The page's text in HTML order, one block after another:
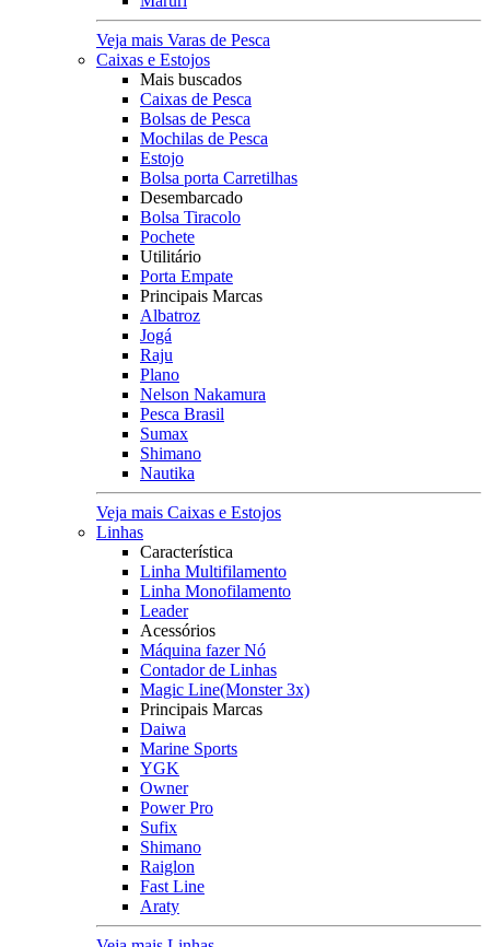
Veja mais Varas de Pesca
Caixas e Estojos
Mais buscados
Caixas de Pesca
Bolsas de Pesca
Mochilas de Pesca
Estojo
Bolsa porta Carretilhas
Desembarcado
Bolsa Tiracolo
Pochete
Utilitário
Porta Empate
Principais Marcas
Albatroz
Jogá
Raju
Plano
Nelson Nakamura
Pesca Brasil
Sumax
Shimano
Nautika
Veja mais Caixas e Estojos
Linhas
Característica
Linha Multifilamento
Linha Monofilamento
Leader
Acessórios
Máquina fazer Nó
Contador de Linhas
Magic Line(Monster 3x)
Principais Marcas
Daiwa
Marine Sports
YGK
Owner
Power Pro
Sufix
Shimano
Raiglon
Fast Line
Araty